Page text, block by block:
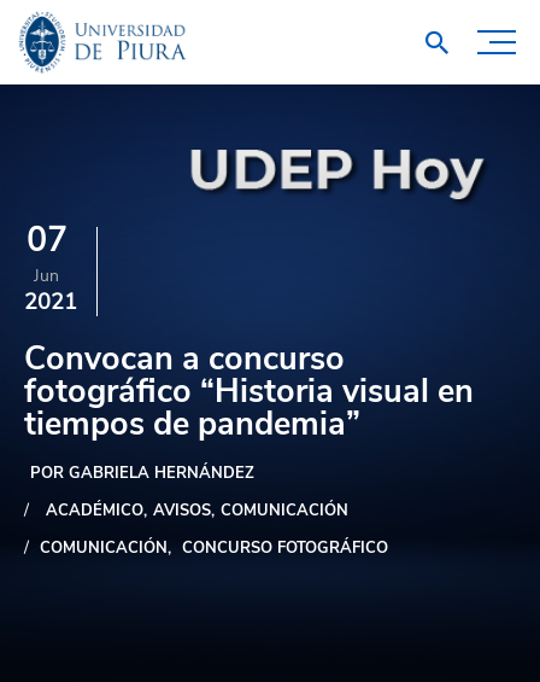
07
Jun
2021
Convocan a concurso
fotográfico “Historia visual en
tiempos de pandemia”
POR GABRIELA HERNÁNDEZ
ACADÉMICO AVISOS COMUNICACIÓN
COMUNICACIÓN
CONCURSO FOTOGRÁFICO